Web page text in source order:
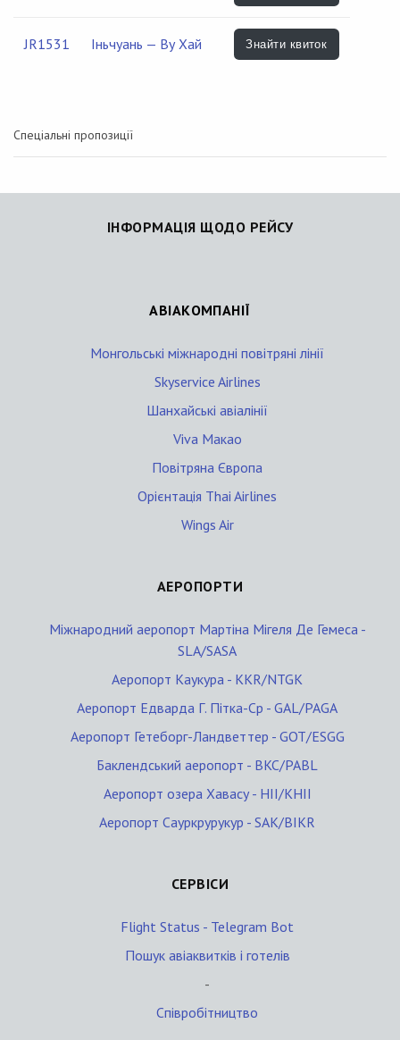
JR1531 Іньчуань — Ву Хай Знайти квиток
Спеціальні пропозиції
ІНФОРМАЦІЯ ЩОДО РЕЙСУ
АВІАКОМПАНІЇ
Монгольські міжнародні повітряні лінії
Skyservice Airlines
Шанхайські авіалінії
Viva Макао
Повітряна Європа
Орієнтація Thai Airlines
Wings Air
АЕРОПОРТИ
Міжнародний аеропорт Мартіна Мігеля Де Гемеса -
SLA/SASA
Аеропорт Каукура - KKR/NTGK
Аеропорт Едварда Г. Пітка-Ср - GAL/PAGA
Аеропорт Гетеборг-Ландветтер - GOT/ESGG
Баклендський аеропорт - BKC/PABL
Аеропорт озера Хавасу - HII/KHII
Аеропорт Сауркрурукур - SAK/BIKR
СЕРВІСИ
Flight Status - Telegram Bot
Пошук авіаквитків і готелів
-
Співробітництво